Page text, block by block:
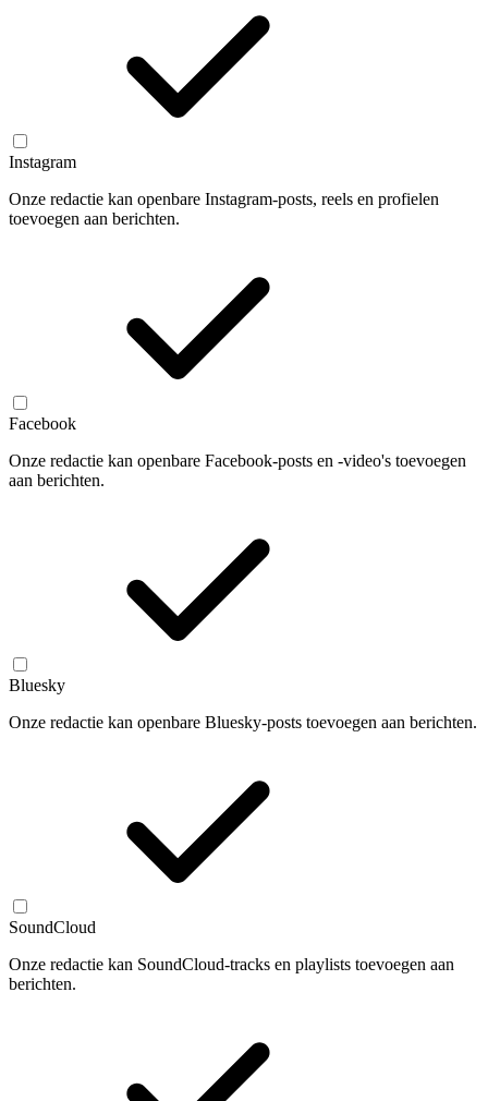
Instagram
Onze redactie kan openbare Instagram-posts, reels en profielen
toevoegen aan berichten.
Facebook
Onze redactie kan openbare Facebook-posts en -video's toevoegen
aan berichten.
Bluesky
Onze redactie kan openbare Bluesky-posts toevoegen aan berichten.
SoundCloud
Onze redactie kan SoundCloud-tracks en playlists toevoegen aan
berichten.